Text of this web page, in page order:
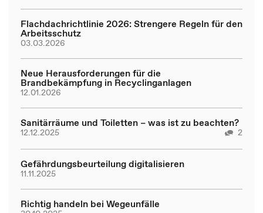
Flachdachrichtlinie 2026: Strengere Regeln für den
Arbeitsschutz
03.03.2026
Neue Herausforderungen für die
Brandbekämpfung in Recyclinganlagen
12.01.2026
Sanitärräume und Toiletten – was ist zu beachten?
12.12.2025 2
Gefährdungsbeurteilung digitalisieren
11.11.2025
Richtig handeln bei Wegeunfälle